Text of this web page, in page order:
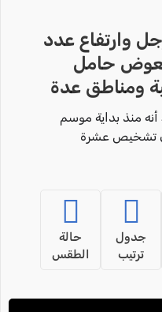
وارتفاع عدد
10.. رصد بعوض حامل
ومناطق عدة
منذ بداية موسم
تشخيص عشرة
جدول
ترتيب
حالة
الطقس